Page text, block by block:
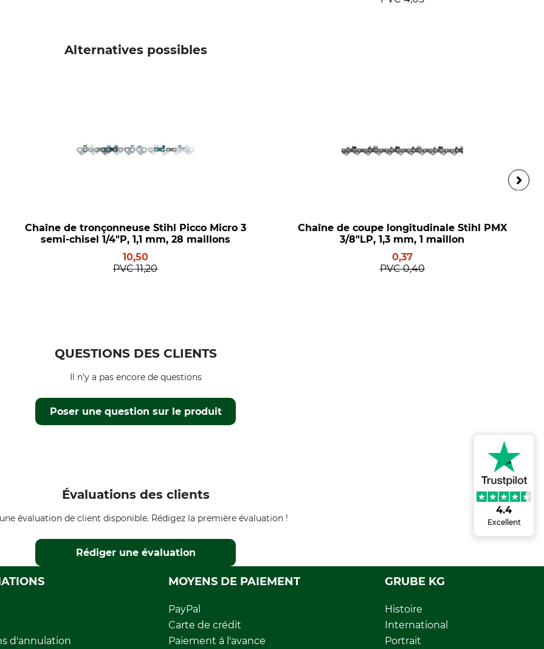
4.4
Excellent
Alternatives possibles
Chaîne de tronçonneuse Stihl Picco Micro 3
semi-chisel 1/4"P, 1,1 mm, 28 maillons
10,50
PVC 11,20
Chaîne de coupe longitudinale Stihl PMX
3/8"LP, 1,3 mm, 1 maillon
0,37
PVC 0,40
QUESTIONS DES CLIENTS
Poser une question sur le produit
Il n'y a pas encore de questions
Évaluations des clients
évaluation de client disponible. Rédigez la première évaluation !
Rédiger une évaluation
d'annulation
MOYENS DE PAIEMENT
PayPal
Carte de crédit
Paiement á l'avance
GRUBE KG
Histoire
International
Portrait